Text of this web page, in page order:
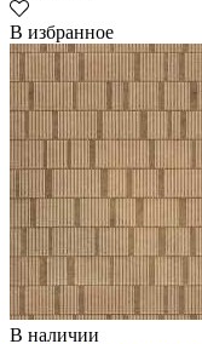
В избранное
В наличии